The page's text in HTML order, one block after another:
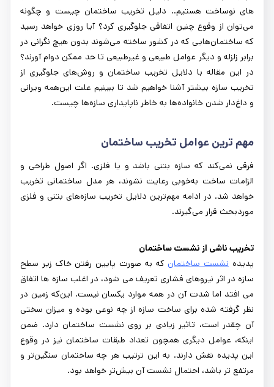
های نوساخت هستیم.. دلیل تخریب ساختمان چیست و چگونه
می‌توان از وقوع چنین اتفاقی جلوگیری کرد؟ آیا روزی خواهد رسید
که ساختمان‌هایی که در کشور ساخته می‌شوند بدون هیچ نگرانی در
برابر زلزله و دیگر عوامل طبیعی و غیرطبیعی تا حد ممکن دوام آورند؟
در این مقاله با دلایل تخریب ساختمان و روش‌های جلوگیری از
تخریب سازه بیشتر آشنا خواهیم شد تا ببینیم علت این‌همه ویرانی
و داغ‌دار شدن خانواده‌ها به خاطر ناپایداری سازه‌ها چیست.
مهم‌ ترین عوامل تخریب ساختمان
فرقی نمی‌کند که سازه بتنی باشد و یا فلزی. اگر اصول طراحی و
الزامات ساخت به‌خوبی رعایت نشوند، هر مدل ساختمانی تخریب
خواهد شد. در ادامه مهم‌ترین دلایل تخریب سازه‌های بتنی و فلزی
موردبحث قرار می‌گیرند.
تخریب ناشی از نشست ساختمان
پدیدهنشست ساختمان که به صورت پایین رفتن خاک زیر سطح
سازه در اثر نیروهای فشاری تعریف می شود، در اغلب سازه ها اتفاق
می افتد اما شدت آن در همه موارد یکسان نیست. این‌که زمین در
نظر گرفته شده برای ساخت سازه از چه نوعی بوده و میزان سختی
آن چقدر است، تاثیر زیادی بر روی نشست ساختمان دارد. ضمن
اینکه، عوامل دیگری همچون تعداد طبقات ساختمان نیز در وقوع
این پدیده نقش دارند. به این ترتیب هر چه ساختمان سنگین‌تر و
مرتفع تر باشد، احتمال نشست آن بیش‌تر خواهد بود.